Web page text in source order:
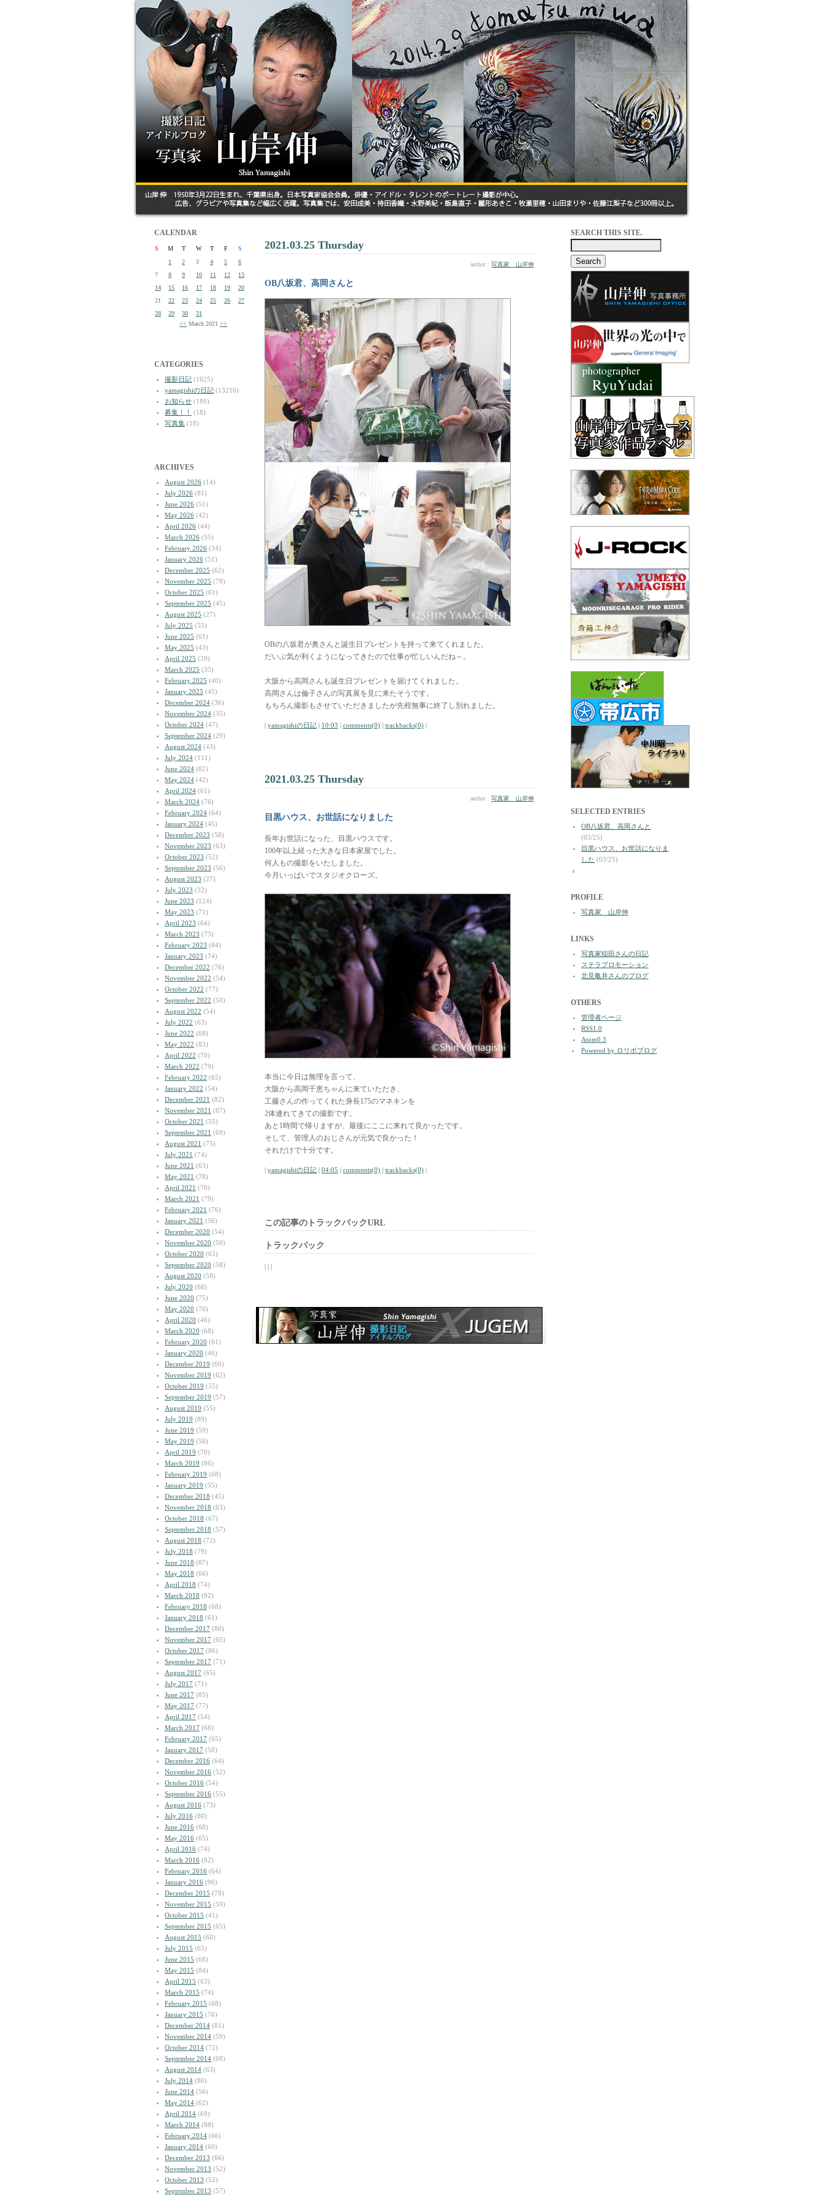
CALENDAR
S M T W T F
S
1
2 3 4 5
6
7
8 9 10 11 12
13
14
15 16 17 18 19
20
21
22 23 24 25 26
27
28
29 30
31
<< March 2021 >>
CATEGORIES
撮影日記 (1625)
yamagishiの日記 (13210)
お知らせ (180)
募集！！
(18)
写真集 (18)
ARCHIVES
August 2026 (14)
July 2026 (81)
June 2026 (51)
May 2026 (42)
April 2026 (44)
March 2026 (55)
February 2026 (34)
January 2026 (51)
December 2025 (62)
November 2025 (79)
October 2025 (61)
September 2025 (45)
August 2025 (27)
July 2025 (55)
June 2025 (61)
May 2025 (43)
April 2025 (39)
March 2025 (35)
February 2025 (40)
January 2025 (45)
December 2024 (36)
November 2024 (35)
October 2024 (47)
September 2024 (29)
August 2024 (43)
July 2024 (111)
June 2024 (82)
May 2024 (42)
April 2024 (61)
March 2024 (76)
February 2024 (64)
January 2024 (45)
December 2023 (58)
November 2023 (63)
October 2023 (52)
September 2023 (56)
August 2023 (27)
July 2023 (32)
June 2023 (124)
May 2023 (71)
April 2023 (64)
March 2023 (73)
February 2023 (84)
January 2023 (74)
December 2022 (76)
November 2022 (54)
October 2022 (77)
September 2022 (50)
August 2022 (54)
July 2022 (63)
June 2022 (68)
May 2022 (83)
April 2022 (70)
March 2022 (79)
February 2022 (65)
January 2022 (54)
December 2021 (82)
November 2021 (67)
October 2021 (55)
September 2021 (69)
August 2021 (75)
July 2021 (74)
June 2021 (63)
May 2021 (78)
April 2021 (70)
March 2021 (79)
February 2021 (76)
January 2021 (56)
December 2020 (54)
November 2020 (50)
October 2020 (63)
September 2020 (58)
August 2020 (58)
July 2020 (68)
June 2020 (75)
May 2020 (76)
April 2020 (46)
March 2020 (68)
February 2020 (61)
January 2020 (46)
December 2019 (60)
November 2019 (62)
October 2019 (55)
September 2019 (57)
August 2019 (55)
July 2019 (89)
June 2019 (59)
May 2019 (58)
April 2019 (70)
March 2019 (86)
February 2019 (68)
January 2019 (55)
December 2018 (45)
November 2018 (63)
October 2018 (67)
September 2018 (57)
August 2018 (72)
July 2018 (79)
June 2018 (87)
May 2018 (66)
April 2018 (74)
March 2018 (92)
February 2018 (68)
January 2018 (61)
December 2017 (80)
November 2017 (65)
October 2017 (86)
September 2017 (71)
August 2017 (65)
July 2017 (71)
June 2017 (85)
May 2017 (77)
April 2017 (54)
March 2017 (68)
February 2017 (65)
January 2017 (58)
December 2016 (64)
November 2016 (52)
October 2016 (54)
September 2016 (55)
August 2016 (73)
July 2016 (80)
June 2016 (68)
May 2016 (65)
April 2016 (74)
March 2016 (92)
February 2016 (64)
January 2016 (96)
December 2015 (78)
November 2015 (59)
October 2015 (41)
September 2015 (65)
August 2015 (60)
July 2015 (65)
June 2015 (68)
May 2015 (84)
April 2015 (63)
March 2015 (74)
February 2015 (68)
January 2015 (76)
December 2014 (81)
November 2014 (59)
October 2014 (72)
September 2014 (68)
August 2014 (63)
July 2014 (80)
June 2014 (56)
May 2014 (62)
April 2014 (69)
March 2014 (88)
February 2014 (66)
January 2014 (60)
December 2013 (66)
November 2013 (52)
October 2013 (52)
September 2013 (57)
2021.03.25 Thursday
author : 写真家 山岸伸
OB八坂君、高岡さんと
OBの八坂君が奥さんと誕生日プレゼントを持って来てくれました。
だいぶ気が利くようになってきたので仕事が忙しいんだね～。
大阪から高岡さんも誕生日プレゼントを届けてくれました。
高岡さんは倫子さんの写真展を見に来たそうです。
もちろん撮影もさせていただきましたが先程無事に終了し別れました。
| yamagishiの日記 | 10:03 | comments(0) | trackbacks(0) |
2021.03.25 Thursday
author : 写真家 山岸伸
目黒ハウス、お世話になりました
長年お世話になった、目黒ハウスです。
100年以上経った大きな日本家屋でした。
何人もの撮影をいたしました。
今月いっぱいでスタジオクローズ。
本当に今日は無理を言って、
大阪から高岡千恵ちゃんに来ていただき、
工藤さんの作ってくれた身長175のマネキンを
2体連れてきての撮影です。
あと1時間で帰りますが、最後にここに来れて良かったです。
そして、管理人のおじさんが元気で良かった！
それだけで十分です。
| yamagishiの日記 | 04:05 | comments(0) | trackbacks(0) |
この記事のトラックバックURL
トラックバック
| | |
SEARCH THIS SITE.
SELECTED ENTRIES
OB八坂君、高岡さんと
(03/25)
目黒ハウス、お世話になりま
した (03/25)
a
PROFILE
写真家 山岸伸
LINKS
写真家稲田さんの日記
ステラプロモーション
北見亀井さんのブログ
OTHERS
管理者ページ
RSS1.0
Atom0.3
Powered by ロリポブログ